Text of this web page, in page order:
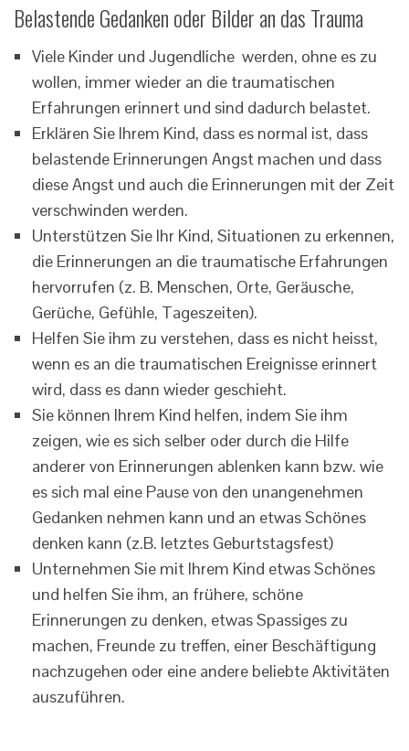
Belastende Gedanken oder Bilder an das Trauma
Viele Kinder und Jugendliche werden, ohne es zu
wollen, immer wieder an die traumatischen
Erfahrungen erinnert und sind dadurch belastet.
Erklären Sie Ihrem Kind, dass es normal ist, dass
belastende Erinnerungen Angst machen und dass
diese Angst und auch die Erinnerungen mit der Zeit
verschwinden werden.
Unterstützen Sie Ihr Kind, Situationen zu erkennen,
die Erinnerungen an die traumatische Erfahrungen
hervorrufen (z. B. Menschen, Orte, Geräusche,
Gerüche, Gefühle, Tageszeiten).
Helfen Sie ihm zu verstehen, dass es nicht heisst,
wenn es an die traumatischen Ereignisse erinnert
wird, dass es dann wieder geschieht.
Sie können Ihrem Kind helfen, indem Sie ihm
zeigen, wie es sich selber oder durch die Hilfe
anderer von Erinnerungen ablenken kann bzw. wie
es sich mal eine Pause von den unangenehmen
Gedanken nehmen kann und an etwas Schönes
denken kann (z.B. letztes Geburtstagsfest)
Unternehmen Sie mit Ihrem Kind etwas Schönes
und helfen Sie ihm, an frühere, schöne
Erinnerungen zu denken, etwas Spassiges zu
machen, Freunde zu treffen, einer Beschäftigung
nachzugehen oder eine andere beliebte Aktivitäten
auszuführen.